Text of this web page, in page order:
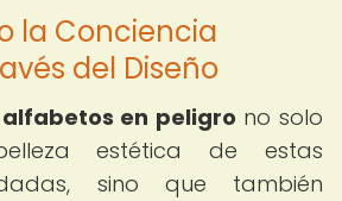
la Conciencia
del Diseño
en peligro no solo
estética de estas
sino que también